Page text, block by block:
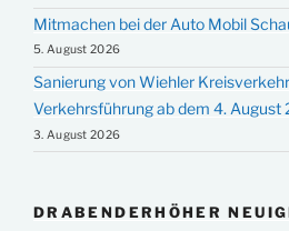
Mitmachen bei der Auto Mobil
5. August 2026
Sanierung von Wiehler
Verkehrsführung ab dem 4. August
3. August 2026
DRABENDERHÖHER